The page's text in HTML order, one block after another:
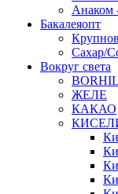
Анаком
Бакалеяопт
Крупнов
Сахар/
Вокруг света
ЖЕЛЕ
КАКАО